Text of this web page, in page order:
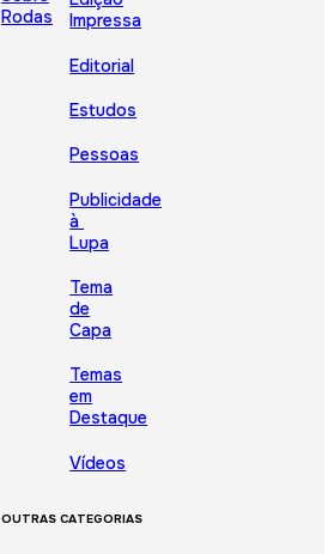
Rodas
Impressa
Editorial
Estudos
Pessoas
Publicidade
à
Lupa
Tema
de
Capa
Temas
em
Destaque
Vídeos
OUTRAS CATEGORIAS